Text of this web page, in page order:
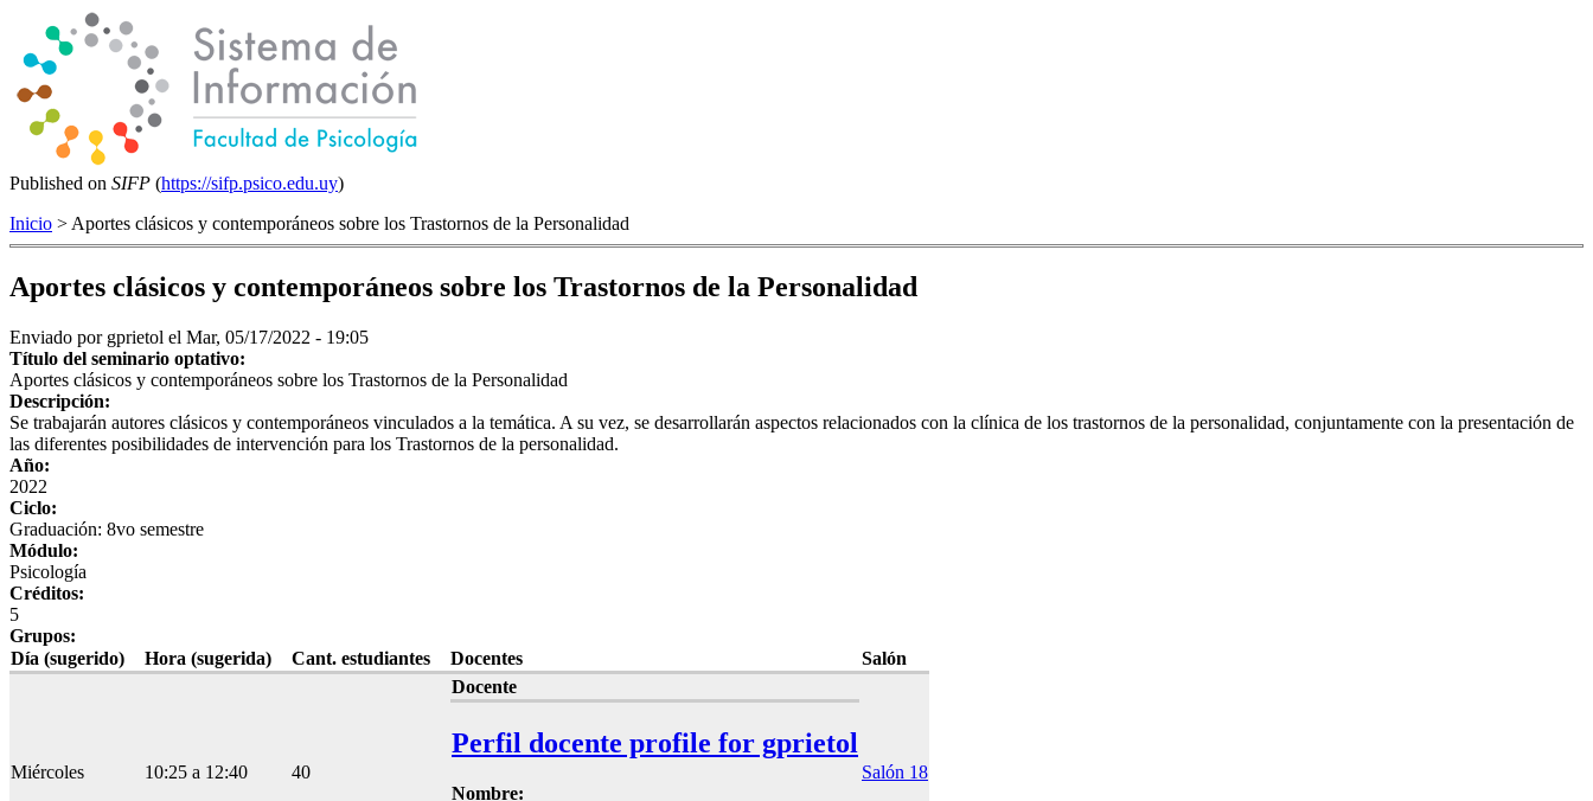
Published on SIFP (https://sifp.psico.edu.uy)
Inicio > Aportes clásicos y contemporáneos sobre los Trastornos de la Personalidad
Aportes clásicos y contemporáneos sobre los Trastornos de la Personalidad
Enviado por gprietol el Mar, 05/17/2022 - 19:05
Título del seminario optativo:
Aportes clásicos y contemporáneos sobre los Trastornos de la Personalidad
Descripción:
Se trabajarán autores clásicos y contemporáneos vinculados a la temática. A su vez, se desarrollarán aspectos relacionados con la clínica de los trastornos de la personalidad, conjuntamente con la presentación de
las diferentes posibilidades de intervención para los Trastornos de la personalidad.
Año:
2022
Ciclo:
Graduación: 8vo semestre
Módulo:
Psicología
Créditos:
5
Grupos:
Día (sugerido)
Hora (sugerida) Cant. estudiantes Docentes Salón
Miércoles 10:25 a 12:40 40
Docente
Perfil docente profile for gprietol
Nombre:
Salón 18